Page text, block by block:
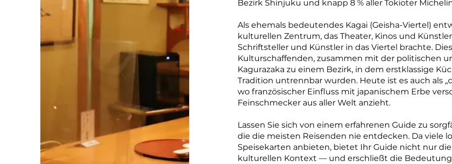
Bezirk Shinjuku und knapp 8 % aller Tokioter
Als ehemals bedeutendes Kagai (Geisha-Viertel)
kulturellen Zentrum, das Theater, Kinos und
Schriftsteller und Künstler in das Viertel brachte.
Kulturschaffenden, zusammen mit der politischen
Kagurazaka zu einem Bezirk, in dem erstklassige
Tradition untrennbar wurden. Heute ist es auch als
wo französischer Einfluss mit japanischem Erbe
Feinschmecker aus aller Welt anzieht.
Lassen Sie sich von einem erfahrenen Guide zu
die die meisten Reisenden nie entdecken. Da viele
Speisekarten anbieten, bietet Ihr Guide nicht nur
kulturellen Kontext — und erschließt die Bedeutung